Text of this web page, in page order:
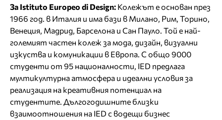
За Istituto Europeo di Design: Колежът е основан през
1966 год. в Италия и има бази в Милано, Рим, Торино,
Венеция, Мадрид, Барселона и Сан Пауло. Той е най-
големият частен колеж за мода, дизайн, визуални
изкуства и комуникации в Европа. С общо 9000
студенти от 95 националности, IED предлага
мултикултурна атмосфера и идеални условия за
реализация на креативния потенциал на
студентите. Дългогодишните близки
взаимоотношения на IED с водещи бизнес